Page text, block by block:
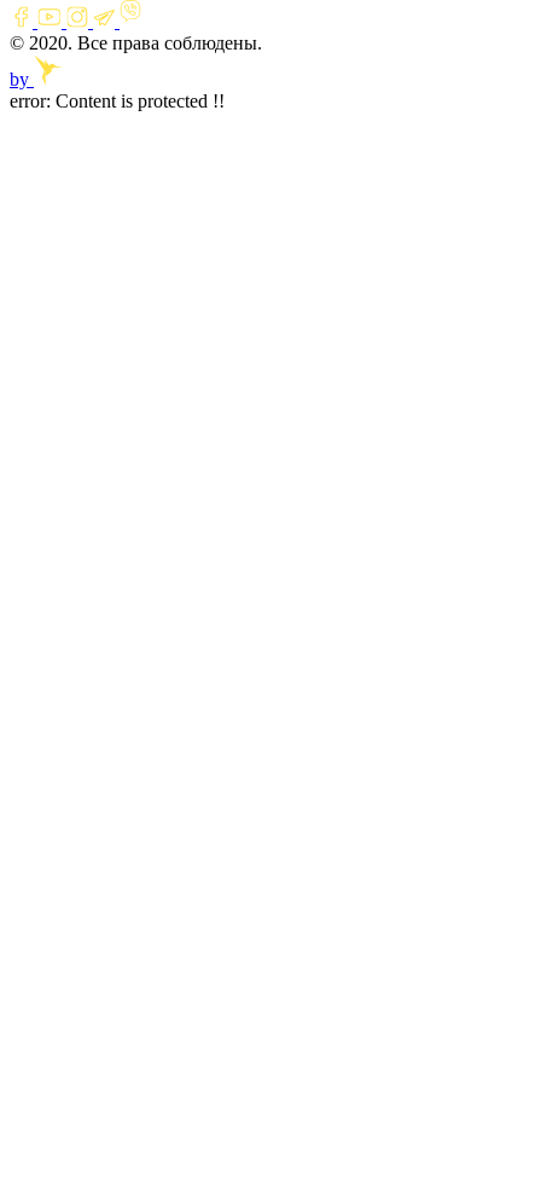
© 2020. Все права соблюдены.
by
error: Content is protected !!